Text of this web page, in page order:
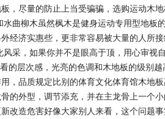
，尽量的防止上当受骗骗，选购运动木
曲柳木虽然枫木是健身运动专用型地板
经济实惠些，更非常容易被大量的人所
采，如果你并不是眼高于顶，用心审视
层次感，光亮的色调和木地板的级别越
，品质规定比别的体育文化体育馆木地
的外型，调节添充，并在主龙骨上一个
改造危害好像大家别人来看，这个问题